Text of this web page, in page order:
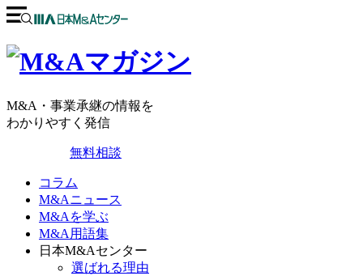
M&A・事業承継の情報を
わかりやすく発信
無料相談
コラム
M&Aニュース
M&Aを学ぶ
M&A用語集
日本M&Aセンター
選ばれる理由